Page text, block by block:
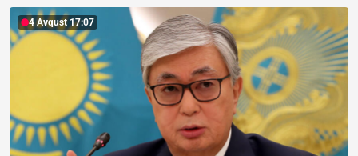
4 Avqust 17:07